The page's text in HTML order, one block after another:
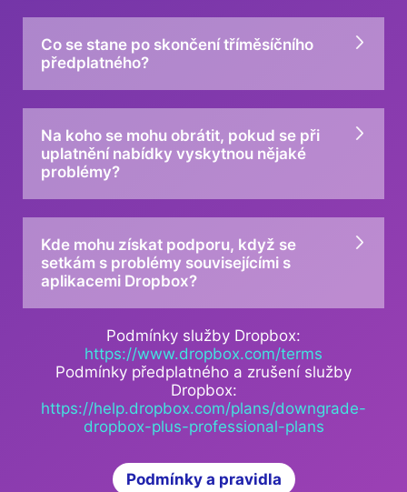
Co se stane po skončení tříměsíčního
předplatného?
Na koho se mohu obrátit, pokud se při
uplatnění nabídky vyskytnou nějaké
problémy?
Kde mohu získat podporu, když se
setkám s problémy souvisejícími s
aplikacemi Dropbox?
Podmínky služby Dropbox:
https://www.dropbox.com/terms
Podmínky předplatného a zrušení služby
Dropbox:
https://help.dropbox.com/plans/downgrade-
dropbox-plus-professional-plans
Podmínky a pravidla